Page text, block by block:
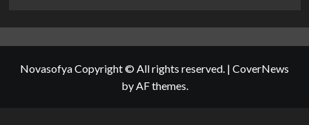
Tarihyazımı
Ekolü’nün
Novasofya Copyright © All rights reserved. | CoverNews
by AF themes.